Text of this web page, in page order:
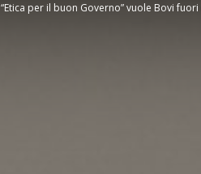
“Etica per il buon Governo” vuole Bovi